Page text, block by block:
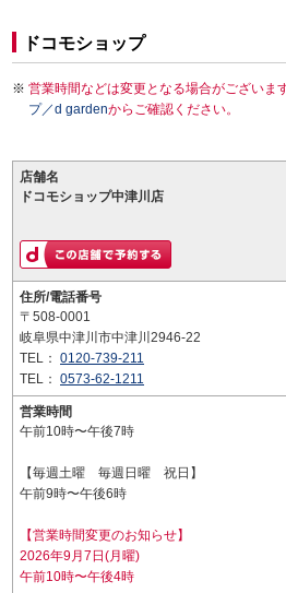
ドコモショップ
営業時間などは変更となる場合がございま
プ／d gardenからご確認ください。
店舗名
ドコモショップ中津川店
住所/電話番号
〒508-0001
岐阜県中津川市中津川2946-22
TEL： 0120-739-211
TEL： 0573-62-1211
営業時間
午前10時〜午後7時
【毎週土曜 毎週日曜 祝日】
午前9時〜午後6時
【営業時間変更のお知らせ】
2026年9月7日(月曜)
午前10時〜午後4時